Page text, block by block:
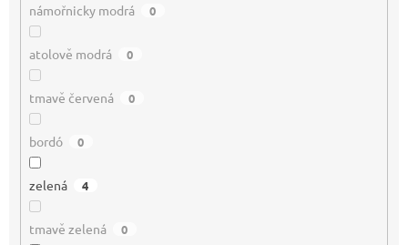
námořnicky modrá 0
atolově modrá 0
tmavě červená 0
bordó 0
zelená 4
tmavě zelená 0